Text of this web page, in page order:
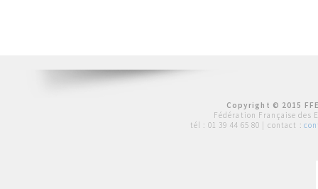
Copyright © 2015
Fédération Française des
tél : 01 39 44 65 80 | contact :